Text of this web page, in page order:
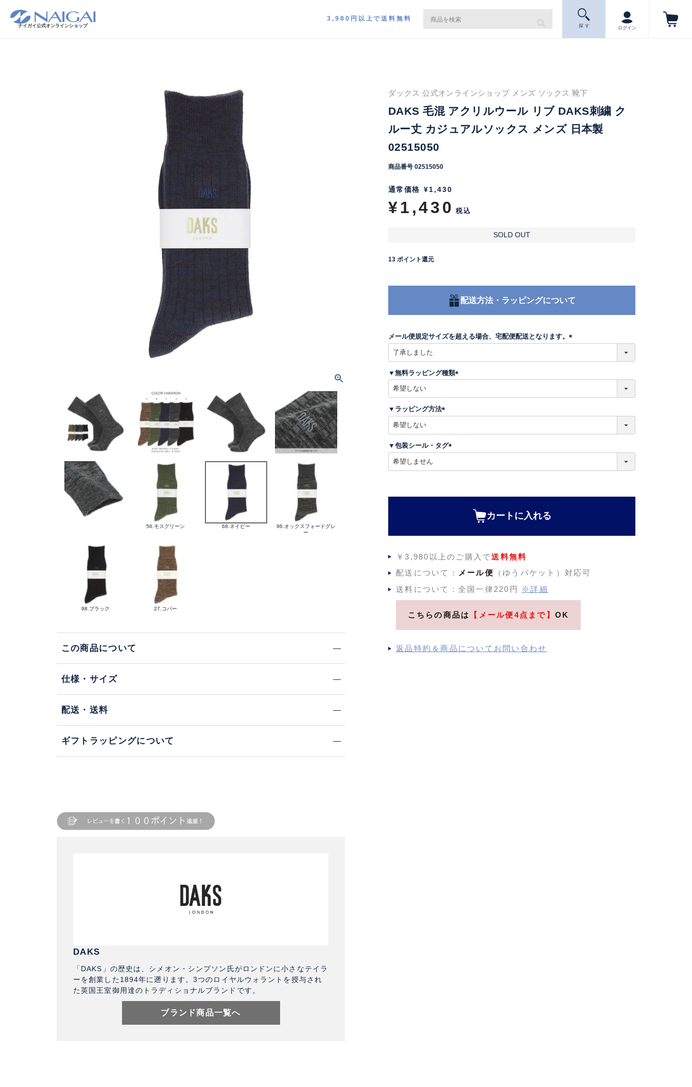
ナイガイ公式オンラインショップ
3,980円以上で送料無料
探 す ログイン
56.モスグリーン 68.ネイビー
96.オックスフォードグレ
ー
98.ブラック 27.コパー
この商品について
仕様・サイズ
配送・送料
ギフトラッピングについて
DAKS
「DAKS」の歴史は、シメオン・シンプソン氏がロンドンに小さなテイラ
ーを創業した1894年に遡ります。3つのロイヤルウォラントを授与され
た英国王室御用達のトラディショナルブランドです。
ブランド商品一覧へ
ダックス 公式オンラインショップ メンズ ソックス 靴下
DAKS 毛混 アクリルウール リブ DAKS刺繍 ク
ルー丈 カジュアルソックス メンズ 日本製
02515050
商品番号 02515050
通常価格 ¥1,430
¥1,430 税込
SOLD OUT
13 ポイント還元
配送方法・ラッピングについて
メール便規定サイズを超える場合、宅配便配送となります。
)
▼無料ラッピング種類
)
▼ラッピング方法
須
)
▼包装シール・タグ
カートに入れる
￥3,980以上のご購入で送料無料
配送について： メール便
（ゆうパケット）対応可
送料について：全国一律220円
※詳細
こちらの商品は 【メール便4点まで】 OK
返品特約＆商品についてお問い合わせ